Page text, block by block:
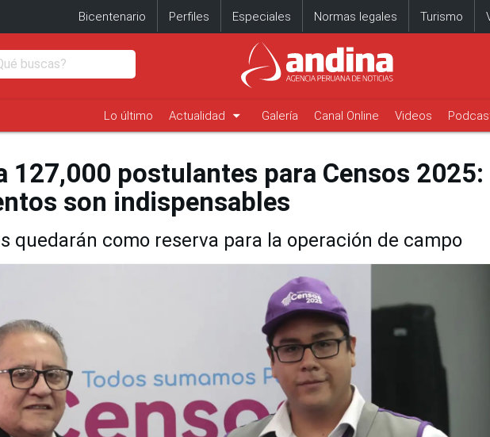
Bicentenario Perfiles Especiales Normas legales Turismo
Lo último Actualidad arrow_drop_down Galería Canal Online Videos
127,000 postulantes para Censos 2025:
son indispensables
quedarán como reserva para la operación de campo